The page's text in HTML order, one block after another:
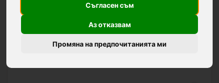
Съгласен съм
Аз отказвам
Промяна на предпочитанията ми